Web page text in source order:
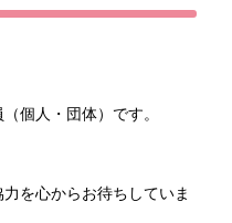
個人・団体）です。
を心からお待ちしていま